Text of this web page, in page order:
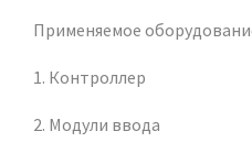
Применяемое
1. Контроллер
2. Модули ввода